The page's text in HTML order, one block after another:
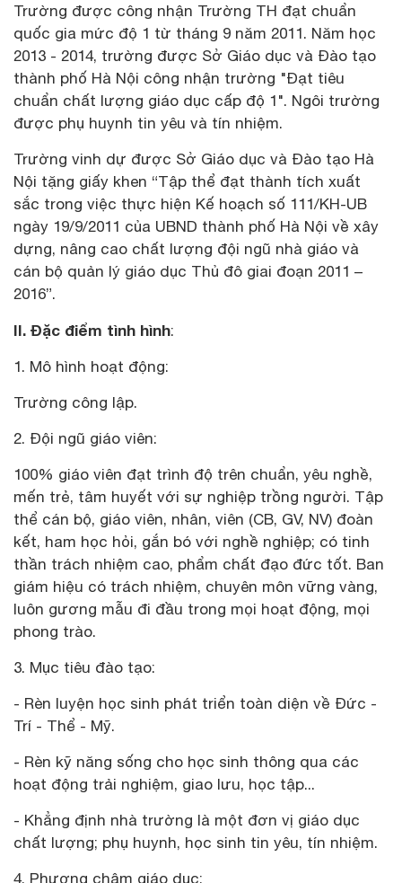
Trường được công nhận Trường TH đạt chuẩn
quốc gia mức độ 1 từ tháng 9 năm 2011. Năm học
2013 - 2014, trường được Sở Giáo dục và Đào tạo
thành phố Hà Nội công nhận trường "Đạt tiêu
chuẩn chất lượng giáo dục cấp độ 1". Ngôi trường
được phụ huynh tin yêu và tín nhiệm.
Trường vinh dự được Sở Giáo dục và Đào tạo Hà
Nội tặng giấy khen “Tập thể đạt thành tích xuất
sắc trong việc thực hiện Kế hoạch số 111/KH-UB
ngày 19/9/2011 của UBND thành phố Hà Nội về xây
dựng, nâng cao chất lượng đội ngũ nhà giáo và
cán bộ quản lý giáo dục Thủ đô giai đoạn 2011 –
2016”.
II. Đặc điểm tình hình:
1. Mô hình hoạt động:
Trường công lập.
2. Đội ngũ giáo viên:
100% giáo viên đạt trình độ trên chuẩn, yêu nghề,
mến trẻ, tâm huyết với sự nghiệp trồng người. Tập
thể cán bộ, giáo viên, nhân, viên (CB, GV, NV) đoàn
kết, ham học hỏi, gắn bó với nghề nghiệp; có tinh
thần trách nhiệm cao, phẩm chất đạo đức tốt. Ban
giám hiệu có trách nhiệm, chuyên môn vững vàng,
luôn gương mẫu đi đầu trong mọi hoạt động, mọi
phong trào.
3. Mục tiêu đào tạo:
- Rèn luyện học sinh phát triển toàn diện về Đức -
Trí - Thể - Mỹ.
- Rèn kỹ năng sống cho học sinh thông qua các
hoạt động trải nghiệm, giao lưu, học tập...
- Khẳng định nhà trường là một đơn vị giáo dục
chất lượng; phụ huynh, học sinh tin yêu, tín nhiệm.
4. Phương châm giáo dục: